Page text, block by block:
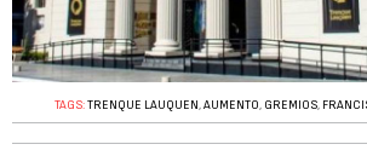
TAGS:TRENQUE LAUQUEN,AUMENTO, GREMIOS,